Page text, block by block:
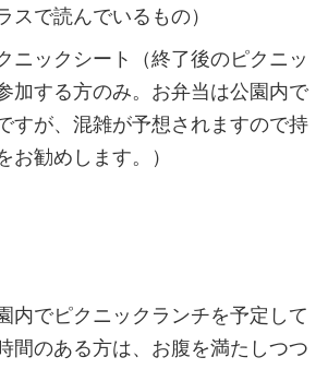
スで読んでいるもの）
ニックシート（終了後のピクニッ
加する方のみ。お弁当は公園内で
すが、混雑が予想されますので持
お勧めします。）
内でピクニックランチを予定して
間のある方は、お腹を満たしつつ